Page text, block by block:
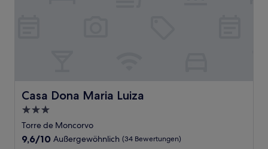
Casa Dona Maria Luiza
Casa Dona Maria Luiza
3.0-
Sterne-
Unterkunft
Torre de Moncorvo
9.6
9,6/10 Außergewöhnlich (34 Bewertungen)